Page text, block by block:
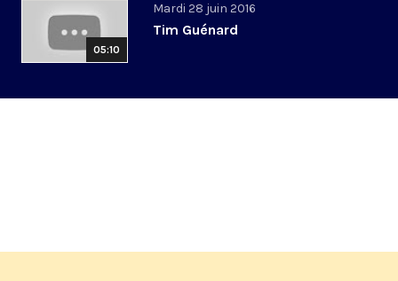
05:10
Mardi 28 juin 2016
Tim Guénard